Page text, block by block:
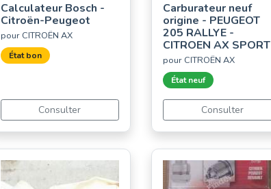
Calculateur Bosch -
Citroën-Peugeot
pour CITROËN AX
État bon
Consulter
Carburateur neuf
origine - PEUGEOT
205 RALLYE -
CITROEN AX SPORT
pour CITROËN AX
État neuf
Consulter